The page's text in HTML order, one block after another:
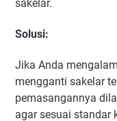
sakelar.
Solusi:
Jika Anda
mengganti sakelar
pemasangannya
agar sesuai standar